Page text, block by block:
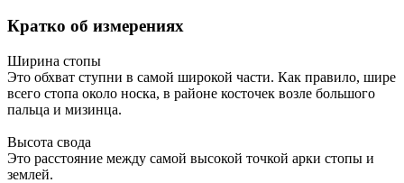
Кратко об измерениях
Ширина стопы
Это обхват ступни в самой широкой части. Как правило, шире
всего стопа около носка, в районе косточек возле большого
пальца и мизинца.
Высота свода
Это расстояние между самой высокой точкой арки стопы и
землей.